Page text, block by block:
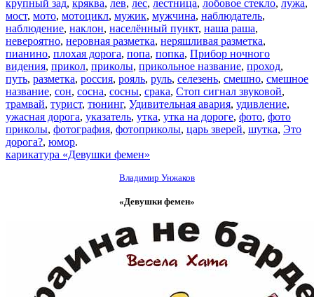
крупный зад, кряква, лев, лес, лестница, лобовое стекло, лужа,
мост, мото, мотоцикл, мужик, мужчина, наблюдатель,
наблюдение, наклон, населённый пункт, наша раша,
невероятно, неровная разметка, неряшливая разметка,
пианино, плохая дорога, попа, попка, Прибор ночного
видения, прикол, приколы, прикольное название, проход,
путь, разметка, россия, рояль, руль, селезень, смешно, смешное
название, сон, сосна, сосны, срака, Стоп сигнал звуковой,
трамвай, турист, тюнинг, Удивительная авария, удивление,
ужасная дорога, указатель, утка, утка на дороге, фото, фото
приколы, фотография, фотоприколы, царь зверей, шутка, Это
дорога?, юмор.
карикатура «Девушки фемен»
Владимир Унжаков
«Девушки фемен»